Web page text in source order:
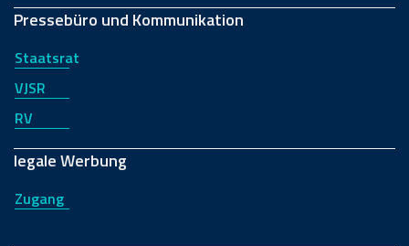
Pressebüro und Kommunikation
Staatsrat
VJSR
RV
legale Werbung
Zugang